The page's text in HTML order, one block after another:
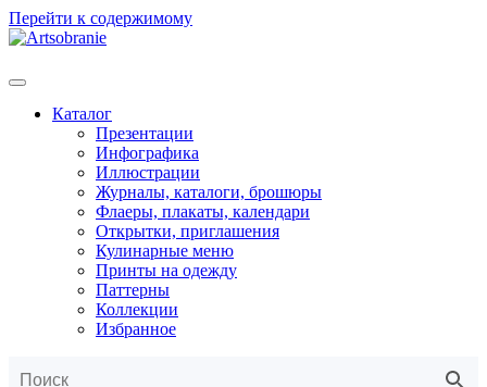
Перейти к содержимому
Каталог
Презентации
Инфографика
Иллюстрации
Журналы, каталоги, брошюры
Флаеры, плакаты, календари
Открытки, приглашения
Кулинарные меню
Принты на одежду
Паттерны
Коллекции
Избранное